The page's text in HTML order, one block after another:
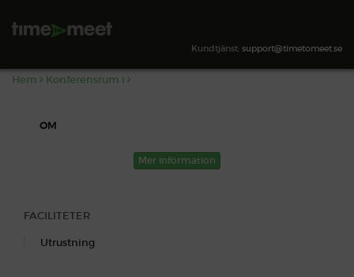
Kundtjänst: support@timetomeet.se
Hem Konferensrum i
OM
Mer information
FACILITETER
Utrustning